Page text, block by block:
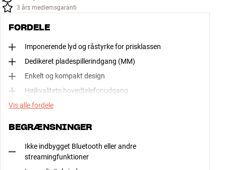
3 års medlemsgaranti
FORDELE
Imponerende lyd og råstyrke for prisklassen
Dedikeret pladespillerindgang (MM)
Enkelt og kompakt design
Højkvalitets hovedtelefonudgang
Vis alle fordele
BEGRÆNSNINGER
Ikke indbygget Bluetooth eller andre
streamingfunktioner